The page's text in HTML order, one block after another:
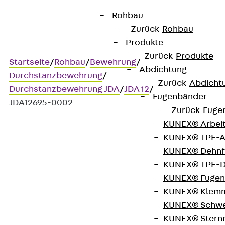
Rohbau
Zurück Rohbau
Produkte
Zurück Produkte
Abdichtung
Zurück
Fugenbänder
Zurück
KUNEX®
KUNEX®
KUNEX®
KUNEX®
KUNEX®
KUNEX®
KUNEX®
KUNEX®
Startseite/Rohbau/Bewehrung/
Durchstanzbewehrung/
Durchstanzbewehrung JDA/JDA 12/
JDA12695-0002
JORDAHL JDA Element
Durchstanzbewehrung, zur